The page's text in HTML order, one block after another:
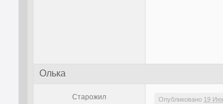
Олька
Старожил Опубликовано 19